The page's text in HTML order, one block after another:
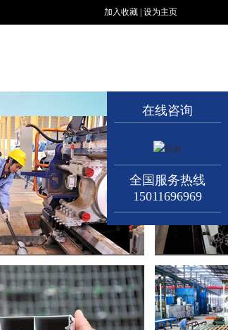
加入收藏 设为主页
在线咨询
全国服务热线
15011696969